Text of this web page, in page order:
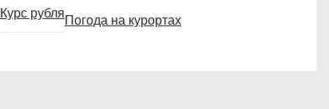
Курс рубляПогода на курортах